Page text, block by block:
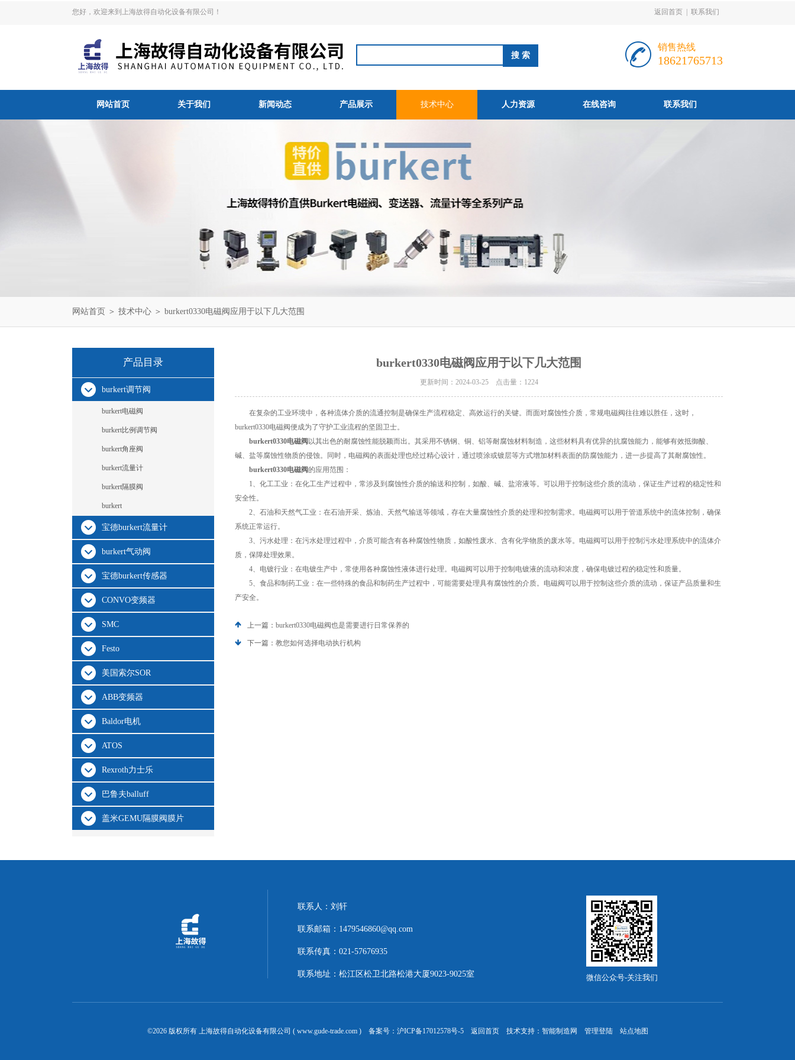
您好，欢迎来到上海故得自动化设备有限公司！ 返回首页 联系我们
销售热线
18621765713
网站首页 关于我们 新闻动态 产品展示 技术中心 人力资源 在线咨询 联系我们
网站首页 ＞ 技术中心 ＞ burkert0330电磁阀应用于以下几大范围
产品目录
burkert调节阀
burkert电磁阀
burkert比例调节阀
burkert角座阀
burkert流量计
burkert隔膜阀
burkert
宝德burkert流量计
burkert气动阀
宝德burkert传感器
CONVO变频器
SMC
Festo
美国索尔SOR
ABB变频器
Baldor电机
ATOS
Rexroth力士乐
巴鲁夫balluff
盖米GEMU隔膜阀膜片
burkert0330电磁阀应用于以下几大范围
更新时间：2024-03-25 点击量： 1224
在复杂的工业环境中，各种流体介质的流通控制是确保生产流程稳定、高效运行的关键。而面对腐蚀性介质，常规电磁阀往往难以胜任，这时，
burkert0330电磁阀便成为了守护工业流程的坚固卫士。
burkert0330电磁阀 以其出色的耐腐蚀性能脱颖而出。其采用不锈钢、铜、铝等耐腐蚀材料制造，这些材料具有优异的抗腐蚀能力，能够有效抵御酸、
碱、盐等腐蚀性物质的侵蚀。同时，电磁阀的表面处理也经过精心设计，通过喷涂或镀层等方式增加材料表面的防腐蚀能力，进一步提高了其耐腐蚀性。
burkert0330电磁阀的应用范围：
1、化工工业：在化工生产过程中，常涉及到腐蚀性介质的输送和控制，如酸、碱、盐溶液等。可以用于控制这些介质的流动，保证生产过程的稳定性和
安全性。
2、石油和天然气工业：在石油开采、炼油、天然气输送等领域，存在大量腐蚀性介质的处理和控制需求。电磁阀可以用于管道系统中的流体控制，确保
系统正常运行。
3、污水处理：在污水处理过程中，介质可能含有各种腐蚀性物质，如酸性废水、含有化学物质的废水等。电磁阀可以用于控制污水处理系统中的流体介
质，保障处理效果。
4、电镀行业：在电镀生产中，常使用各种腐蚀性液体进行处理。电磁阀可以用于控制电镀液的流动和浓度，确保电镀过程的稳定性和质量。
5、食品和制药工业：在一些特殊的食品和制药生产过程中，可能需要处理具有腐蚀性的介质。电磁阀可以用于控制这些介质的流动，保证产品质量和生
产安全。
上一篇： burkert0330电磁阀也是需要进行日常保养的
下一篇： 教您如何选择电动执行机构
联系人：刘轩
联系邮箱：1479546860@qq.com
联系传真：021-57676935
联系地址：松江区松卫北路松港大厦9023-9025室 微信公众号-关注我们
©2026 版权所有 上海故得自动化设备有限公司 ( www.gude-trade.com ) 备案号： 沪ICP备17012578号-5 返回首页技术支持： 智能制造网 管理登陆 站点地图